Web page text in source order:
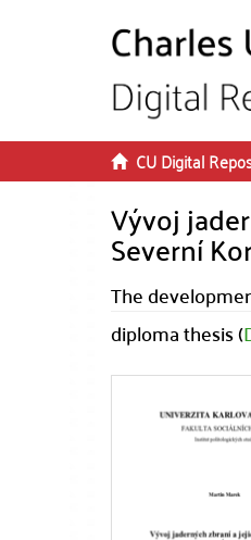
CU Digital
Vývoj
Severní
The
diploma thesis (